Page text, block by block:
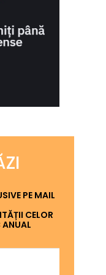
PE MAIL
CELOR
ANUAL